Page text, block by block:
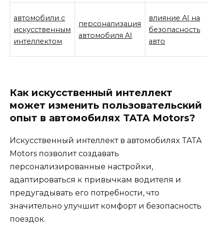
автомобили с
искусственным
интеллектом
персонализация
автомобиля AI
влияние AI на
безопасность
авто
Как искусственный интеллект
может изменить пользовательский
опыт в автомобилях TATA Motors?
Искусственный интеллект в автомобилях TATA
Motors позволит создавать
персонализированные настройки,
адаптироваться к привычкам водителя и
предугадывать его потребности, что
значительно улучшит комфорт и безопасность
поездок.